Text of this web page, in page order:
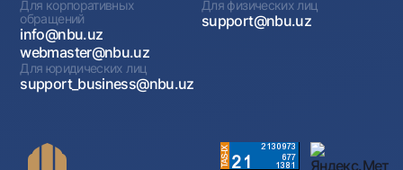
Для корпоративных
обращений
info@nbu.uz
webmaster@nbu.uz
Для физических лиц
support@nbu.uz
Для юридических лиц
support_business@nbu.uz